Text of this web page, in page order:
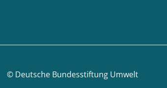
© Deutsche Bundesstiftung Umwelt